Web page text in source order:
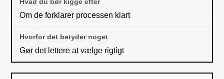
Om de forklarer processen klart
Gør det lettere at vælge rigtigt